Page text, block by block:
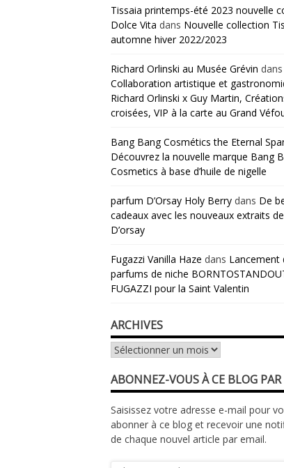
Tissaia printemps-été 2023 nouvelle
Dolce Vita dans Nouvelle collection
automne hiver 2022/2023
Richard Orlinski au Musée Grévin dans
Collaboration artistique et
Richard Orlinski x Guy Martin,
croisées, VIP à la carte au Grand
Bang Bang Cosmétics the Eternal
Découvrez la nouvelle marque Bang
Cosmetics à base d’huile de nigelle
parfum D’Orsay Holy Berry dans De
cadeaux avec les nouveaux extraits
D’orsay
Fugazzi Vanilla Haze dans Lancement
parfums de niche
FUGAZZI pour la Saint Valentin
ARCHIVES
Archives
ABONNEZ-VOUS À CE BLOG
Saisissez votre adresse e-mail pour
abonner à ce blog et recevoir une
de chaque nouvel article par email.